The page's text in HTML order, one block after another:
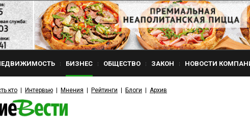
БИЗНЕС ОБЩЕСТВО ЗАКОН НОВОСТИ
кто Интервью Мнения Рейтинги Блоги Архив